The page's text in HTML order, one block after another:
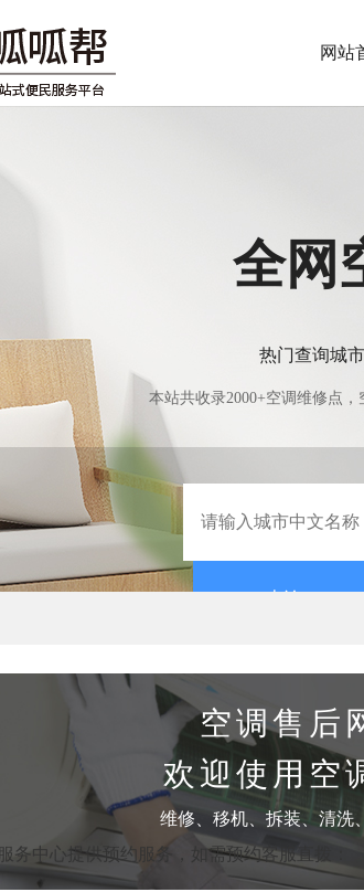
网站
全网
热门查询城
本站共收录2000+空调维修点
空调售后
欢迎使用空
维修、移机、拆装、清洗
务中心提供预约服务，如需预约客服直拨：